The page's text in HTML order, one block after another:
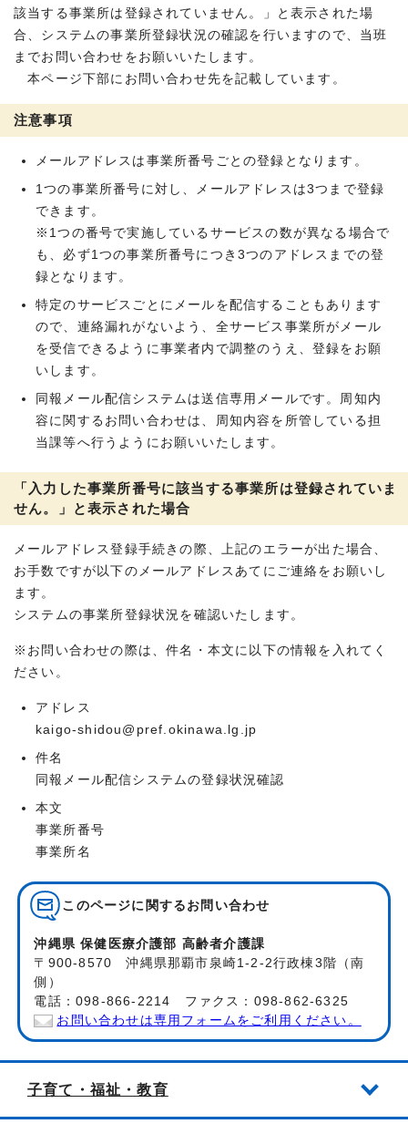
該当する事業所は登録されていません。」と表示された場
合、システムの事業所登録状況の確認を行いますので、当班
までお問い合わせをお願いいたします。
本ページ下部にお問い合わせ先を記載しています。
注意事項
メールアドレスは事業所番号ごとの登録となります。
1つの事業所番号に対し、メールアドレスは3つまで登録
できます。
※1つの番号で実施しているサービスの数が異なる場合で
も、必ず1つの事業所番号につき3つのアドレスまでの登
録となります。
特定のサービスごとにメールを配信することもあります
ので、連絡漏れがないよう、全サービス事業所がメール
を受信できるように事業者内で調整のうえ、登録をお願
いします。
同報メール配信システムは送信専用メールです。周知内
容に関するお問い合わせは、周知内容を所管している担
当課等へ行うようにお願いいたします。
「入力した事業所番号に該当する事業所は登録されていま
せん。」と表示された場合
メールアドレス登録手続きの際、上記のエラーが出た場合、
お手数ですが以下のメールアドレスあてにご連絡をお願いし
ます。
システムの事業所登録状況を確認いたします。
※お問い合わせの際は、件名・本文に以下の情報を入れてく
ださい。
アドレス
kaigo-shidou@pref.okinawa.lg.jp
件名
同報メール配信システムの登録状況確認
本文
事業所番号
事業所名
このページに関する お問い合わせ
沖縄県 保健医療介護部 高齢者介護課
〒900-8570 沖縄県那覇市泉崎1-2-2行政棟3階（南
側）
電話：098-866-2214 ファクス：098-862-6325
お問い合わせは専用フォームをご利用ください。
子育て・福祉・教育